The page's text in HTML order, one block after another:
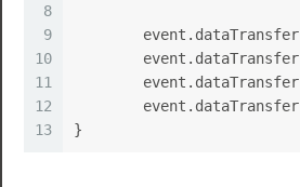
8
9
10
11
12
13
	event.
dataTransfer
	event.
dataTransfer
	event.
dataTransfer
	event.
dataTransfer
}